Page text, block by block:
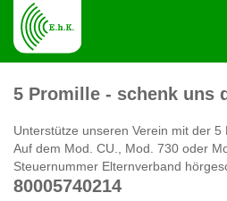
5 Promille - schenk uns
Unterstütze unseren Verein mit der 5
Auf dem Mod. CU., Mod. 730 oder
Steuernummer Elternverband
80005740214